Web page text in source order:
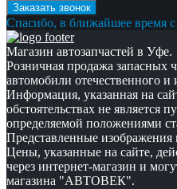
Спасибо, в ближайшее время
Магазин автозапчастей в Уфе.
Розничная продажа запасных
автомобили отечественного и
Информация, указанная на
обстоятельствах не является
определяемой положениями
Представленные изображения
Цены, указанные на сайте,
через интернет-магазин и
магазина "АВТОВЕК".